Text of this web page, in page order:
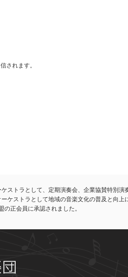
されます。
ストラとして、定期演奏会、企業協賛特別
ケストラとして地域の音楽文化の普及と向上
の正会員に承認されました。